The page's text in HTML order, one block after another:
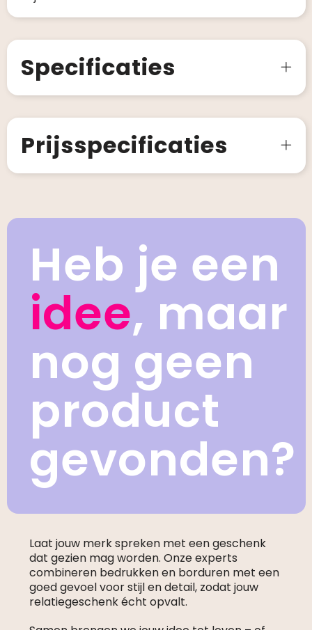
Specificaties
Prijsspecificaties
Heb je een
idee, maar
nog geen
product
gevonden?
Laat jouw merk spreken met een geschenk
dat gezien mag worden. Onze experts
combineren bedrukken en borduren met een
goed gevoel voor stijl en detail, zodat jouw
relatiegeschenk écht opvalt.